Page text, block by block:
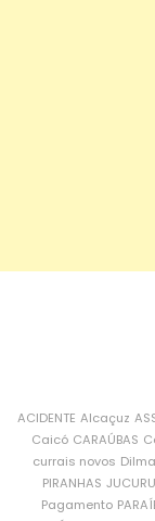
ACIDENTE Alcaçuz
Caicó CARAÚBAS
currais novos Dilma
PIRANHAS
Pagamento